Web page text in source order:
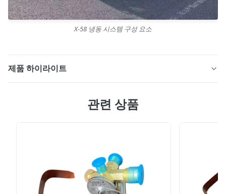
X-58 냉동 시스템 구성 요소
제품 하이라이트
평행 흐름 콘덴서, 내부 홈이 있는 구리 튜브 증발기 및
관련 상품